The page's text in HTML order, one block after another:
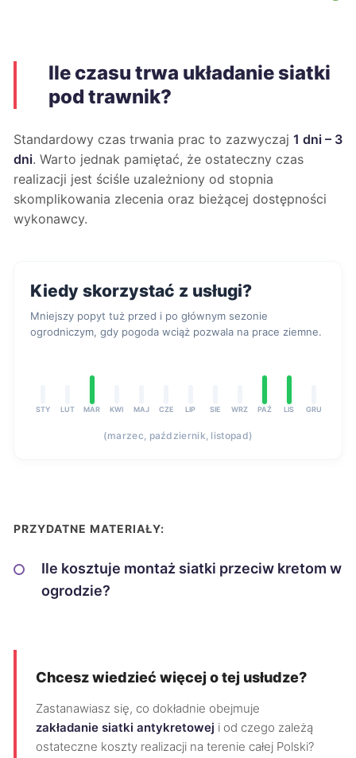
Ile czasu trwa układanie siatki
pod trawnik?
Standardowy czas trwania prac to zazwyczaj 1 dni – 3
dni. Warto jednak pamiętać, że ostateczny czas
realizacji jest ściśle uzależniony od stopnia
skomplikowania zlecenia oraz bieżącej dostępności
wykonawcy.
Kiedy skorzystać z usługi?
Mniejszy popyt tuż przed i po głównym sezonie
ogrodniczym, gdy pogoda wciąż pozwala na prace ziemne.
STY LUT MAR KWI MAJ CZE LIP SIE WRZ PAŹ LIS GRU
(marzec, październik, listopad)
PRZYDATNE MATERIAŁY:
Ile kosztuje montaż siatki przeciw kretom w
ogrodzie?
Chcesz wiedzieć więcej o tej usłudze?
Zastanawiasz się, co dokładnie obejmuje
zakładanie siatki antykretowej i od czego zależą
ostateczne koszty realizacji na terenie całej Polski?